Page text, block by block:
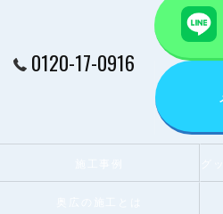
0120-17-0916